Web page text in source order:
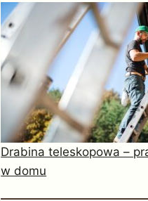
Drabina teleskopowa –
w domu